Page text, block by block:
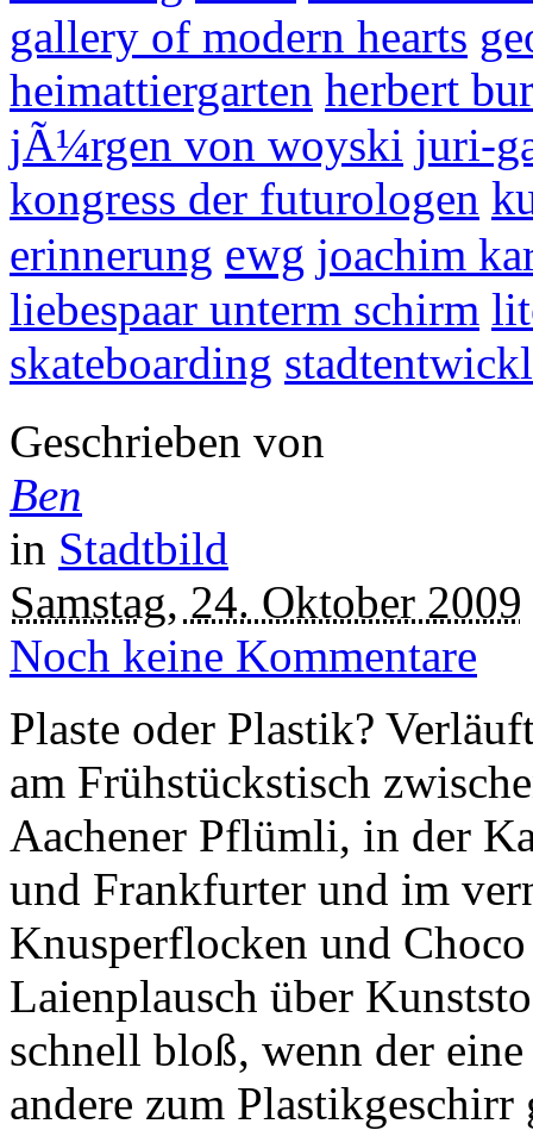
gallery of modern hearts
heimattiergarten herbert
jÃ¼rgen von woyski juri-
kongress der futurologen
erinnerung ewg joachim
liebespaar unterm schirm
skateboarding
Geschrieben von
Ben
in Stadtbild
Samstag, 24. Oktober 2009
Noch keine Kommentare
Plaste oder Plastik?
am Frühstückstisch
Aachener Pflümli, in der
und Frankfurter und im
Knusperflocken und
Laienplausch über
schnell bloß, wenn der
andere zum